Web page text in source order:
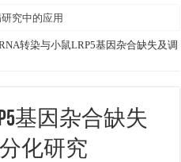
究中的应用
转染与小鼠LRP5基因杂合缺失及调
基因杂合缺失
化研究